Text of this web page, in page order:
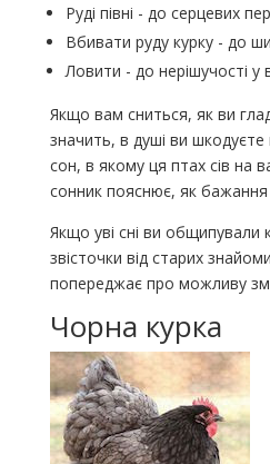
Руді півні - до серцевих
Вбивати руду курку - до
Ловити - до нерішучості у
Якщо вам сниться, як ви
значить, в душі ви
сон, в якому ця птах сів на
сонник пояснює, як бажання
Якщо уві сні ви общипували
звісточки від старих
попереджає про можливу
Чорна курка